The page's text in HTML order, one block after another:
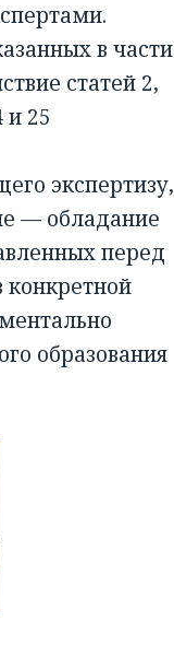
в части
статей 2,
и 25
экспертизу,
— обладание
перед
конкретной
образования